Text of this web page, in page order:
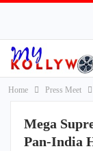
Home Press Meet
Mega
Pan-India